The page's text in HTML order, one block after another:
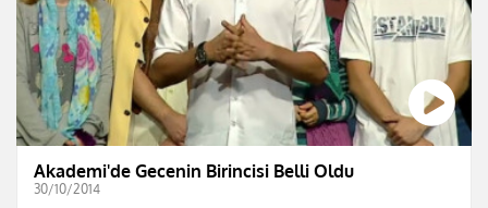
Akademi'de Gecenin Birincisi Belli Oldu
30/10/2014